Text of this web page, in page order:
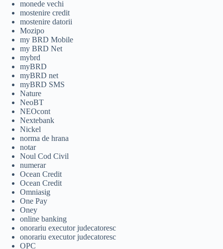
monede vechi
mostenire credit
mostenire datorii
Mozipo
my BRD Mobile
my BRD Net
mybrd
myBRD
myBRD net
myBRD SMS
Nature
NeoBT
NEOcont
Nextebank
Nickel
norma de hrana
notar
Noul Cod Civil
numerar
Ocean Credit
Ocean Credit
Omniasig
One Pay
Oney
online banking
onorariu executor judecatoresc
onorariu executor judecatoresc
OPC